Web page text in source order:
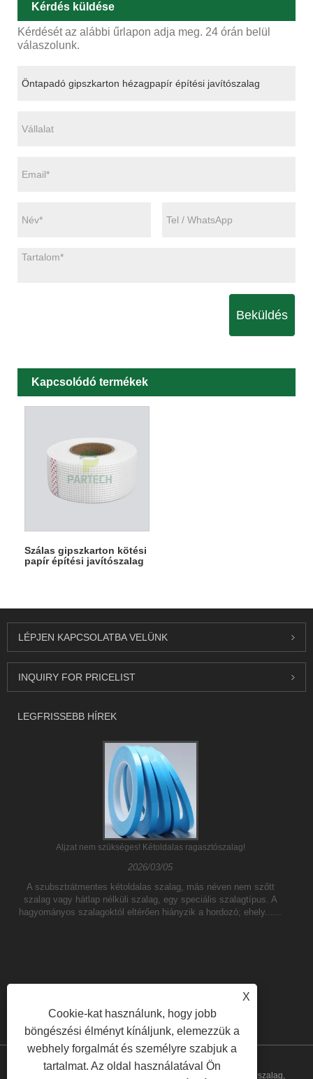
Kérdés küldése
Kérdését az alábbi űrlapon adja meg. 24 órán belül
válaszolunk.
Beküldés
Kapcsolódó termékek
Szálas gipszkarton kötési
papír építési javítószalag
LÉPJEN KAPCSOLATBA VELÜNK
INQUIRY FOR PRICELIST
LEGFRISSEBB HÍREK
Aljzat nem szükséges! Kétoldalas ragasztószalag!
2026/03/05
A szubsztrátmentes kétoldalas szalag, más néven nem szőtt
szalag vagy hátlap nélküli szalag, egy speciális szalagtípus. A
hagyományos szalagoktól eltérően hiányzik a hordozó; ehely......
Copyright © 2023 Yilane (Shanghai) Industrial Co Ltd - PVC szalag,
X
Cookie-kat használunk, hogy jobb
böngészési élményt kínáljunk, elemezzük a
webhely forgalmát és személyre szabjuk a
tartalmat. Az oldal használatával Ön